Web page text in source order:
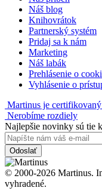
Náš blog
Knihovrátok
Partnerský systém
Pridaj sa k nám
Marketing
Náš labák
Prehlásenie o
Vyhlásenie o
Martinus je
Nerobíme rozdiely
Najlepšie novinky sú tie
Odoslať
© 2000-2026 Martinus.
vyhradené.